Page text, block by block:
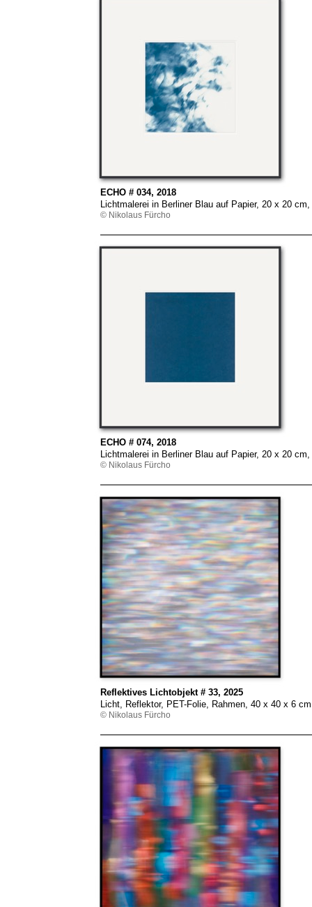
ECHO # 034, 2018
Lichtmalerei in Berliner Blau auf Papier, 20 x 20
© Nikolaus Fürcho
ECHO # 074, 2018
Lichtmalerei in Berliner Blau auf Papier, 20 x 20
© Nikolaus Fürcho
Reflektives Lichtobjekt # 33, 2025
Licht, Reflektor, PET-Folie, Rahmen, 40 x 40 x 6
© Nikolaus Fürcho